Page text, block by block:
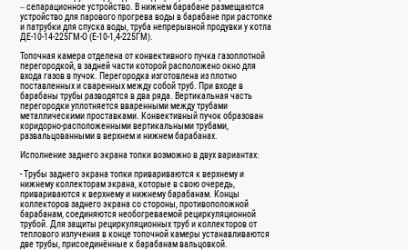
– сепарационное устройство. В нижнем барабане размещаются
устройство для парового прогрева воды в барабане при растопке
и патрубки для спуска воды, труба непрерывной продувки у котла
ДЕ-10-14-225ГМ-О (Е-10-1,4-225ГМ).
Топочная камера отделена от конвективного пучка газоплотной
перегородкой, в задней части которой расположено окно для
входа газов в пучок. Перегородка изготовлена из плотно
поставленных и сваренных между собой труб. При входе в
барабаны трубы разводятся в два ряда. Вертикальная часть
перегородки уплотняется вваренными между трубами
металлическими проставками. Конвективный пучок образован
коридорно-расположенными вертикальными трубами,
развальцованными в верхнем и нижнем барабанах.
Исполнение заднего экрана топки возможно в двух вариантах:
- Трубы заднего экрана топки привариваются к верхнему и
нижнему коллекторам экрана, которые в свою очередь,
привариваются к верхнему и нижнему барабанам. Концы
коллекторов заднего экрана со стороны, противоположной
барабанам, соединяются необогреваемой рециркуляционной
трубой. Для защиты рециркуляционных труб и коллекторов от
теплового излучения в конце топочной камеры устанавливаются
две трубы, присоединённые к барабанам вальцовкой.